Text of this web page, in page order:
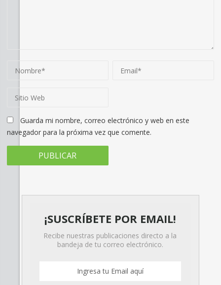
Guarda mi nombre, correo electrónico y web en este
navegador para la próxima vez que comente.
¡SUSCRÍBETE POR EMAIL!
Recibe nuestras publicaciones directo a la
bandeja de tu correo electrónico.